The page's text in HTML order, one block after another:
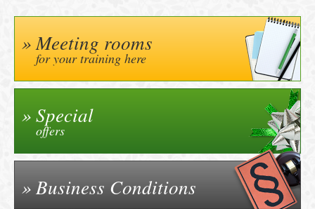
Meeting rooms
for your training here
Special
offers
Business Conditions